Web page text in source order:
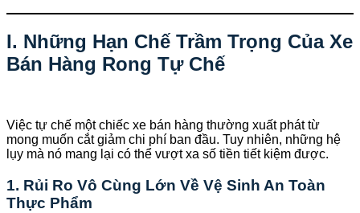
I. Những Hạn Chế Trầm Trọng Của Xe
Bán Hàng Rong Tự Chế
Việc tự chế một chiếc xe bán hàng thường xuất phát từ
mong muốn cắt giảm chi phí ban đầu. Tuy nhiên, những hệ
lụy mà nó mang lại có thể vượt xa số tiền tiết kiệm được.
1. Rủi Ro Vô Cùng Lớn Về Vệ Sinh An Toàn
Thực Phẩm